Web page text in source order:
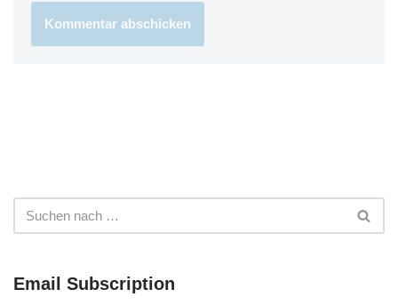
Email Subscription